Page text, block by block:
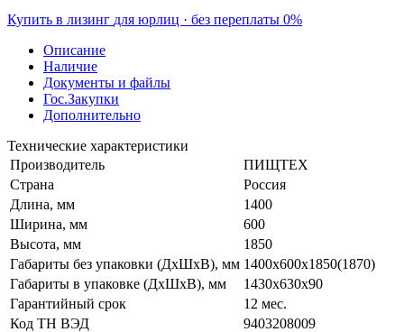
Купить в лизинг для юрлиц · без переплаты 0%
Описание
Наличие
Документы и файлы
Гос.Закупки
Дополнительно
Технические характеристики
Производитель
ПИЩТЕХ
Страна
Россия
Длина, мм
1400
Ширина, мм
600
Высота, мм
1850
Габариты без упаковки (ДхШхВ), мм 1400х600х1850(1870)
Габариты в упаковке (ДхШхВ), мм
1430х630х90
Гарантийный срок
12 мес.
Код ТН ВЭД
9403208009